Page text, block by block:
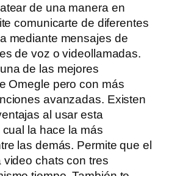
de una manera en
comunicarte de diferentes
mediante mensajes de
de voz o videollamadas.
de las mejores
Omegle pero con más
avanzadas. Existen
al usar esta
la hace la más
las demás. Permite que el
video chats con tres